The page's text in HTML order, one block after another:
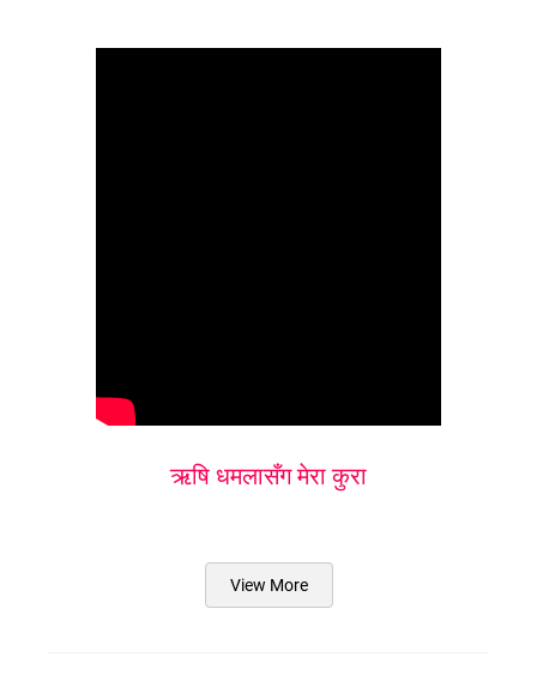
ऋषि धमलासँग मेरा कुरा
View More